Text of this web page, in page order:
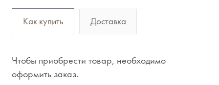
Как купить Доставка
Чтобы приобрести товар, необходимо
оформить заказ.